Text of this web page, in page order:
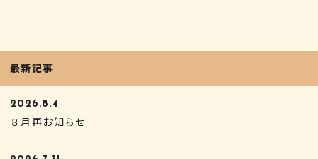
最新記事
2026.8.4
８月再お知らせ